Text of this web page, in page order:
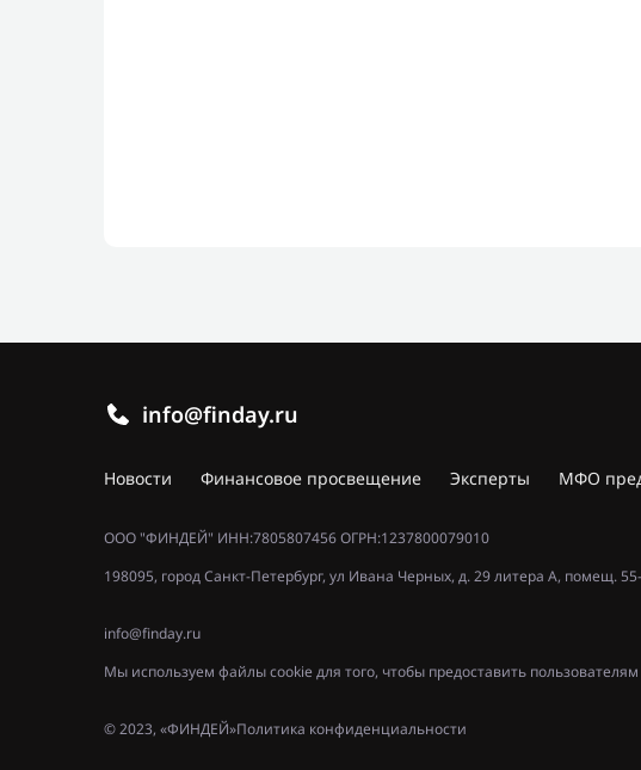
info@finday.ru
Новости Финансовое просвещение Эксперты МФО
ООО "ФИНДЕЙ" ИНН:7805807456 ОГРН:1237800079010
198095, город Санкт-Петербург, ул Ивана Черных, д. 29 литера А, помещ.
info@finday.ru
Мы используем файлы cookie для того, чтобы предоставить
Политика конфиденциальности
© 2023, «ФИНДЕЙ»